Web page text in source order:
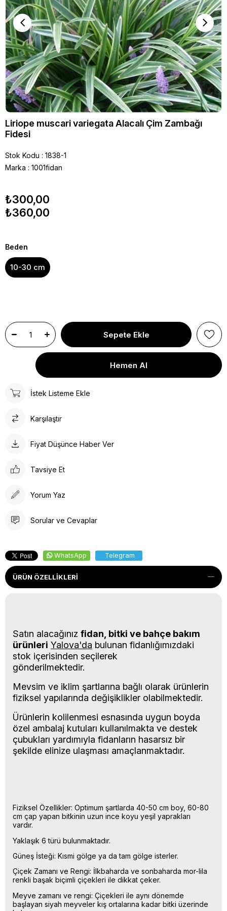
Liriope muscari variegata Alacalı Çim Zambağı
Fidesi
Stok Kodu
1838-1
Marka : 1001fidan
₺300,00
₺360,00
Beden
10-30 cm
İstek Listeme Ekle
Karşılaştır
Fiyat Düşünce Haber Ver
Tavsiye Et
Yorum Yaz
Sorular ve Cevaplar
WhatsApp Telegram
ÜRÜN ÖZELLIKLERI
Satın alacağınız fidan, bitki ve bahçe bakım
ürünleri Yalova'da bulunan fidanlığımızdaki
stok içerisinden seçilerek
gönderilmektedir.
Mevsim ve iklim şartlarına bağlı olarak ürünlerin
fiziksel yapılarında değişiklikler olabilmektedir.
Ürünlerin kolilenmesi esnasında uygun boyda
özel ambalaj kutuları kullanılmakta ve destek
çubukları yardımıyla fidanların hasarsız bir
şekilde elinize ulaşması amaçlanmaktadır.
Fiziksel Özellikler: Optimum şartlarda 40-50 cm boy, 60-80
cm çap yapan bitkinin uzun ince koyu yeşil yaprakları
vardır.
Yaklaşık 6 türü bulunmaktadır.
Güneş İsteği: Kısmi gölge ya da tam gölge isterler.
Çiçek Zamanı ve Rengi: İlkbaharda ve sonbaharda mor-lila
renkli başak biçimli çiçekleri ile dikkat çeker.
Meyve zamanı ve rengi: Çiçekleri ile aynı dönemde
başlayan siyah meyveler kış ortalarına kadar bitki üzerinde